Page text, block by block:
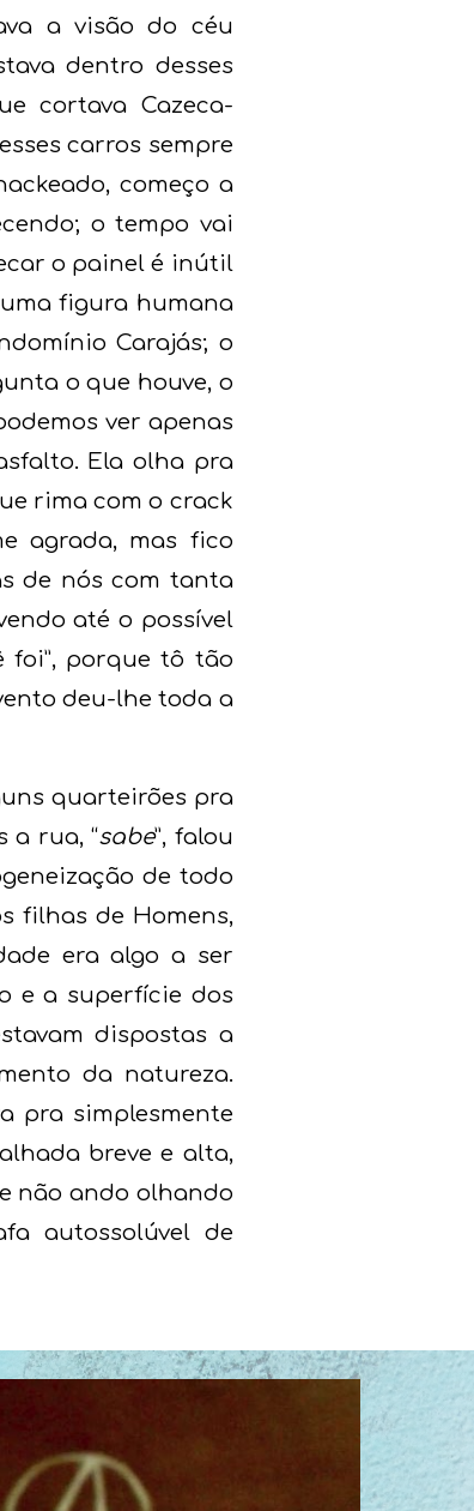
a visão do céu
dentro desses
cortava Cazeca-
carros sempre
começo a
o tempo vai
o painel é inútil
figura humana
Carajás; o
o que houve, o
ver apenas
Ela olha pra
rima com o crack
agrada, mas fico
de nós com tanta
até o possível
foi”, porque tô tão
deu-lhe toda a
quarteirões pra
a rua, “sabe”, falou
de todo
filhas de Homens,
era algo a ser
e a superfície dos
dispostas a
da natureza.
pra simplesmente
breve e alta,
não ando olhando
autossolúvel de